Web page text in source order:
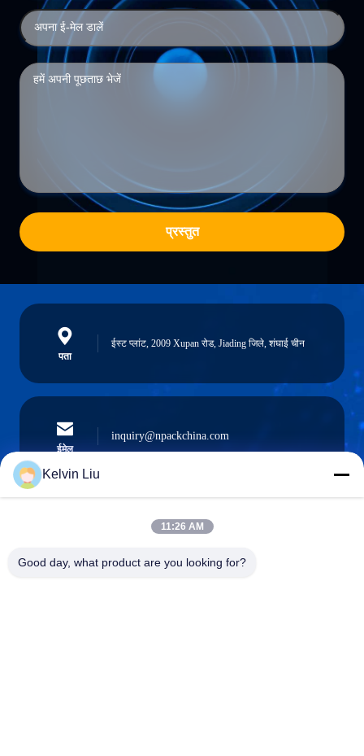
प्रस्तुत
पता
ईस्ट प्लांट, 2009 Xupan रोड, Jiading जिले, शंघाई चीन
ईमेल
inquiry@npackchina.com
0086-21-66035560
Kelvin Liu
11:26 AM
Good day, what product are you looking for?